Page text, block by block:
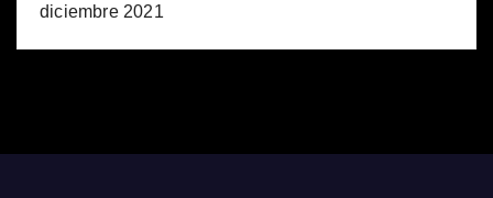
diciembre 2021